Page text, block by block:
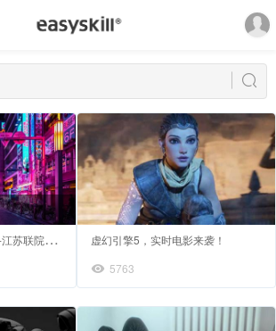
场
景概念设计项目流程-江苏联院协作会师资培训
虚幻引擎5，实时电影来袭！
5763